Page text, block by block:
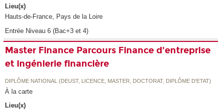
Lieu(x)
Hauts-de-France, Pays de la Loire
Entrée Niveau 6 (Bac+3 et 4)
Master Finance Parcours Finance d'entreprise
et ingénierie financière
DIPLÔME NATIONAL (DEUST, LICENCE, MASTER, DOCTORAT, DIPLÔME D'ETAT)
À la carte
Lieu(x)